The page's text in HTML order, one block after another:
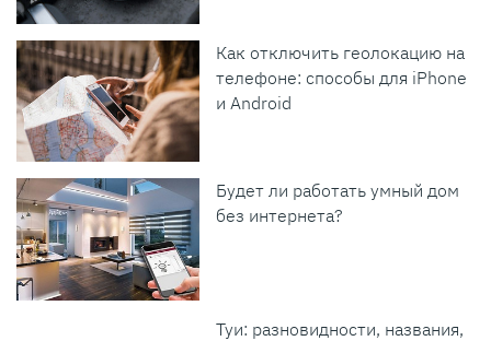
Как отключить геолокацию на
телефоне: способы для iPhone
и Android
Будет ли работать умный дом
без интернета?
Туи: разновидности, названия,